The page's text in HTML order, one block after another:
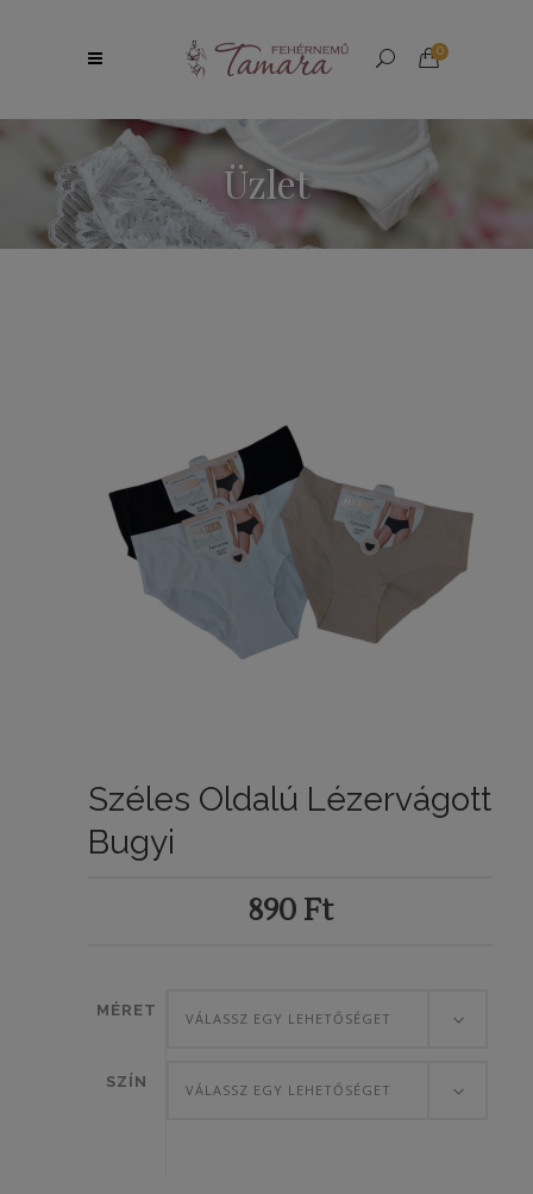
0
Üzlet
Széles Oldalú Lézervágott
Bugyi
890 Ft
MÉRET VÁLASSZ EGY LEHETŐSÉGET
SZÍN VÁLASSZ EGY LEHETŐSÉGET